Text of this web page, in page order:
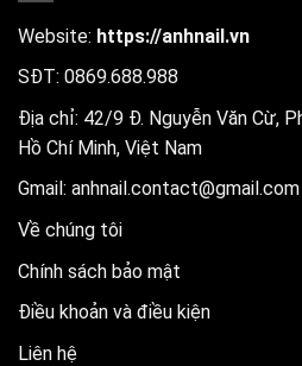
Website: https://anhnail.vn
SĐT: 0869.688.988
Địa chỉ: 42/9 Đ. Nguyễn Văn Cừ,
Hồ Chí Minh, Việt Nam
Gmail: anhnail.contact@gmail.com
Về chúng tôi
Chính sách bảo mật
Điều khoản và điều kiện
Liên hệ